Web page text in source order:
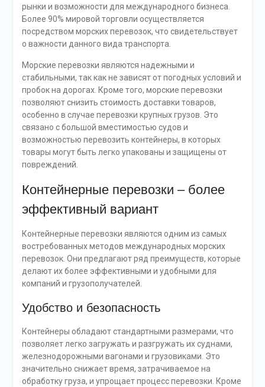
рынки и возможности для международного бизнеса.
Более 90% мировой торговли осуществляется
посредством морских перевозок, что свидетельствует
о важности данного вида транспорта.
Морские перевозки являются надежными и
стабильными, так как не зависят от погодных условий и
пробок на дорогах. Кроме того, морские перевозки
позволяют снизить стоимость доставки товаров,
особенно в случае перевозки крупных грузов. Это
связано с большой вместимостью судов и
возможностью перевозить контейнеры, в которых
товары могут быть легко упакованы и защищены от
повреждений.
Контейнерные перевозки – более
эффективный вариант
Контейнерные перевозки являются одним из самых
востребованных методов международных морских
перевозок. Они предлагают ряд преимуществ, которые
делают их более эффективными и удобными для
компаний и грузополучателей.
Удобство и безопасность
Контейнеры обладают стандартными размерами, что
позволяет легко загружать и разгружать их суднами,
железнодорожными вагонами и грузовиками. Это
значительно снижает время, затрачиваемое на
обработку груза, и упрощает процесс перевозки. Кроме